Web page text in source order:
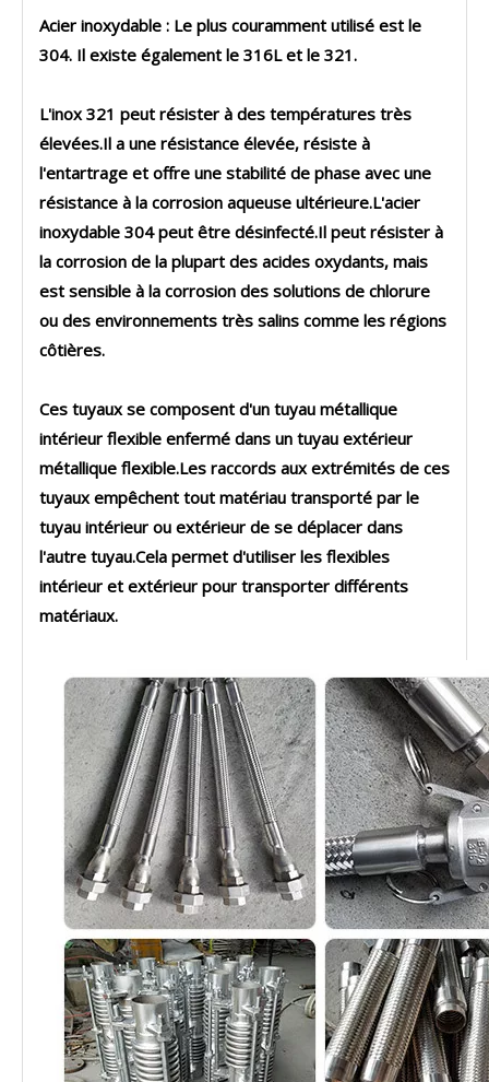
Acier inoxydable : Le plus couramment utilisé est le
304. Il existe également le 316L et le 321.
L'inox 321 peut résister à des températures très
élevées.Il a une résistance élevée, résiste à
l'entartrage et offre une stabilité de phase avec une
résistance à la corrosion aqueuse ultérieure.L'acier
inoxydable 304 peut être désinfecté.Il peut résister à
la corrosion de la plupart des acides oxydants, mais
est sensible à la corrosion des solutions de chlorure
ou des environnements très salins comme les régions
côtières.
Ces tuyaux se composent d'un tuyau métallique
intérieur flexible enfermé dans un tuyau extérieur
métallique flexible.Les raccords aux extrémités de ces
tuyaux empêchent tout matériau transporté par le
tuyau intérieur ou extérieur de se déplacer dans
l'autre tuyau.Cela permet d'utiliser les flexibles
intérieur et extérieur pour transporter différents
matériaux.